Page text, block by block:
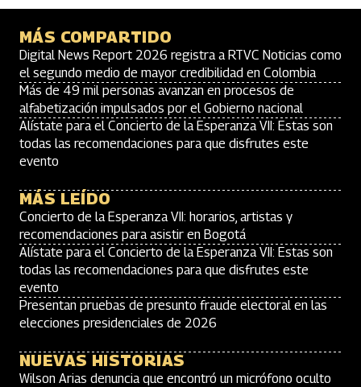
MÁS COMPARTIDO
Digital News Report 2026 registra a RTVC Noticias como
el segundo medio de mayor credibilidad en Colombia
Más de 49 mil personas avanzan en procesos de
alfabetización impulsados por el Gobierno nacional
Alístate para el Concierto de la Esperanza VII: Estas son
todas las recomendaciones para que disfrutes este
evento
MÁS LEÍDO
Concierto de la Esperanza VII: horarios, artistas y
recomendaciones para asistir en Bogotá
Alístate para el Concierto de la Esperanza VII: Estas son
todas las recomendaciones para que disfrutes este
evento
Presentan pruebas de presunto fraude electoral en las
elecciones presidenciales de 2026
NUEVAS HISTORIAS
Wilson Arias denuncia que encontró un micrófono oculto